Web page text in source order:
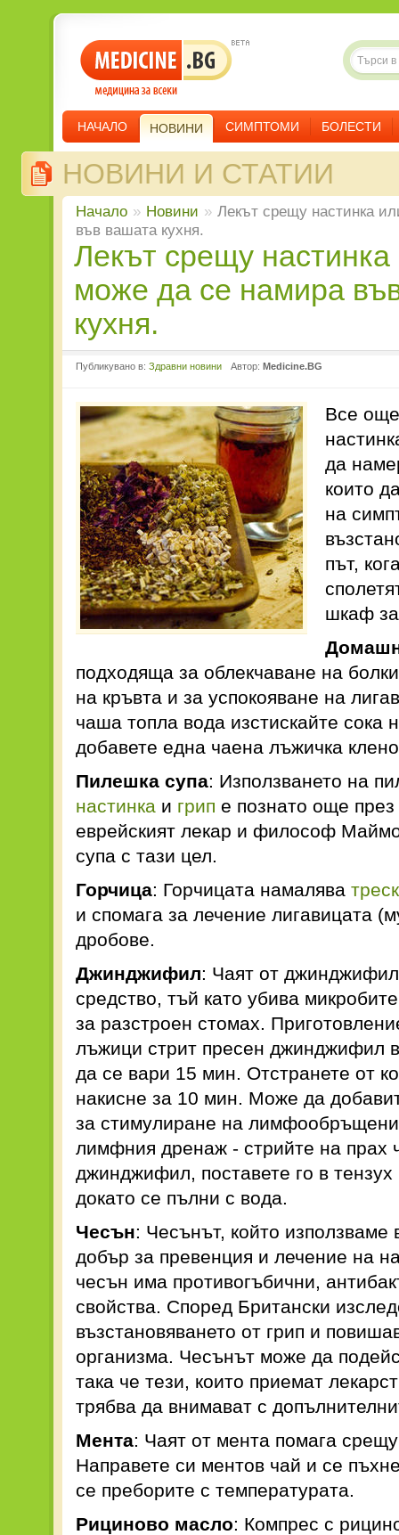
НАЧАЛО НОВИНИ СИМПТОМИ БОЛЕСТИ
НОВИНИ И СТАТИИ
Начало » Новини » Лекът срещу настинка
във вашата кухня.
Лекът срещу настинка или грип
може да се намира
кухня.
Публикувано в: Здравни новини Автор: Medicine.BG
Все още
да
които
на
път,
шкаф
подходяща за облекчаване на
на кръвта и за успокояване на
чаша топла вода изстискайте сока
добавете една чаена лъжичка
Пилешка супа: Използването на
настинка и грип е познато още през
еврейският лекар и философ
супа с тази цел.
Горчица: Горчицата намалява
и спомага за лечение лигавицата
дробове.
Джинджифил: Чаят от
средство, тъй като убива
за разстроен стомах.
лъжици стрит пресен джинджифил
да се вари 15 мин. Отстранете от
накисне за 10 мин. Може да
за стимулиране на
лимфния дренаж - стрийте на прах
джинджифил, поставете го в тензух
докато се пълни с вода.
Чесън: Чесънът, който използваме
добър за превенция и лечение на
чесън има противогъбични,
свойства. Според Британски
възстановяването от грип и
организма. Чесънът може да
така че тези, които приемат
трябва да внимават с
Мента: Чаят от мента помага
Направете си ментов чай и се
се преборите с температурата.
Рициново масло: Компрес с